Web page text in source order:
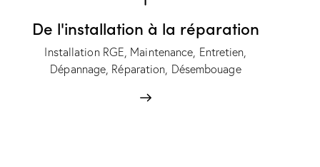
De l'installation à la réparation
Installation RGE, Maintenance, Entretien,
Dépannage, Réparation, Désembouage